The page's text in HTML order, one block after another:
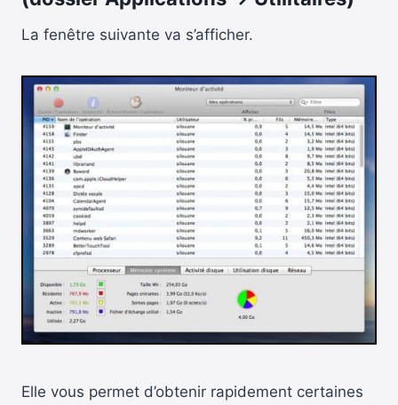
La fenêtre suivante va s’afficher.
Elle vous permet d’obtenir rapidement certaines